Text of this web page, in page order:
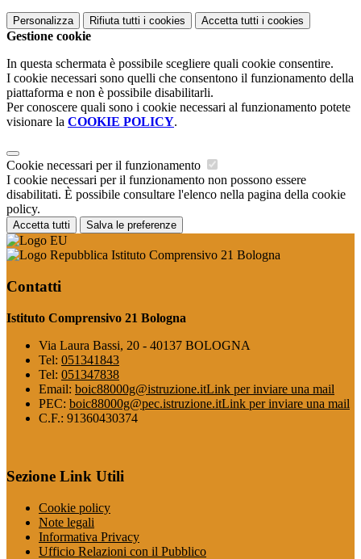
Personalizza Rifiuta tutti i cookies Accetta tutti i cookies
Gestione cookie
In questa schermata è possibile scegliere quali cookie consentire.
I cookie necessari sono quelli che consentono il funzionamento della
piattaforma e non è possibile disabilitarli.
Per conoscere quali sono i cookie necessari al funzionamento potete
visionare la COOKIE POLICY.
Cookie necessari per il funzionamento
I cookie necessari per il funzionamento non possono essere
disabilitati. È possibile consultare l'elenco nella pagina della cookie
policy.
Accetta tutti Salva le preferenze
Istituto Comprensivo 21 Bologna
Contatti
Istituto Comprensivo 21 Bologna
Via Laura Bassi, 20 - 40137 BOLOGNA
Tel: 051341843
Tel: 051347838
Email: boic88000g@istruzione.itLink per inviare una mail
PEC: boic88000g@pec.istruzione.itLink per inviare una mail
C.F.: 91360430374
Sezione Link Utili
Cookie policy
Note legali
Informativa Privacy
Ufficio Relazioni con il Pubblico